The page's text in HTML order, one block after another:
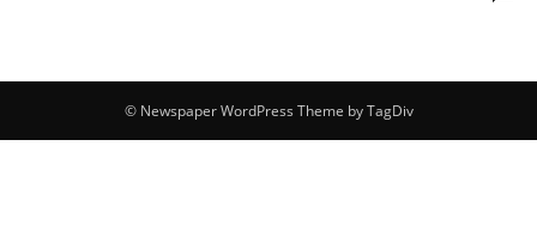
© Newspaper WordPress Theme by TagDiv